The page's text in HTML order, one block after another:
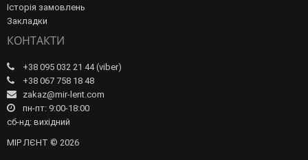
Історія замовлень
Закладки
КОНТАКТИ
+38 095 032 21 44 (viber)
+38 067 758 18 48
zakaz@mir-lent.com
пн-пт: 9:00-18:00
сб-нд: вихідний
МІР ЛЄНТ © 2026